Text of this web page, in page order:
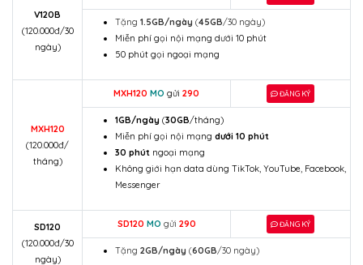
V120B
(120.000đ/30
ngày)
Tặng 1.5GB/ngày (45GB/30 ngày)
Miễn phí gọi nội mạng dưới 10 phút
50 phút gọi ngoại mạng
MXH120
(120.000đ/
tháng)
MXH120 MO gửi 290 ĐĂNG KÝ
1GB/ngày (30GB/tháng)
Miễn phí gọi nội mạng dưới 10 phút
30 phút ngoại mạng
Không giới hạn data dùng TikTok, YouTube, Facebook,
Messenger
SD120
(120.000đ/30
ngày)
SD120 MO gửi 290 ĐĂNG KÝ
Tặng 2GB/ngày (60GB/30 ngày)